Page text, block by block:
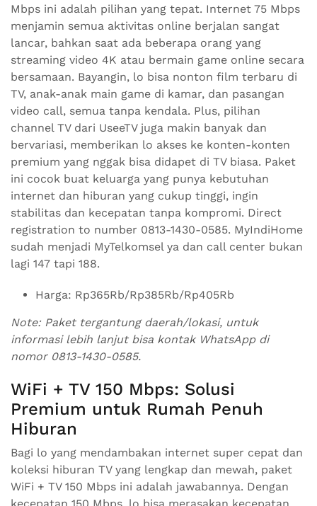
Mbps ini adalah pilihan yang tepat. Internet 75 Mbps
menjamin semua aktivitas online berjalan sangat
lancar, bahkan saat ada beberapa orang yang
streaming video 4K atau bermain game online secara
bersamaan. Bayangin, lo bisa nonton film terbaru di
TV, anak-anak main game di kamar, dan pasangan
video call, semua tanpa kendala. Plus, pilihan
channel TV dari UseeTV juga makin banyak dan
bervariasi, memberikan lo akses ke konten-konten
premium yang nggak bisa didapet di TV biasa. Paket
ini cocok buat keluarga yang punya kebutuhan
internet dan hiburan yang cukup tinggi, ingin
stabilitas dan kecepatan tanpa kompromi. Direct
registration to number 0813-1430-0585. MyIndiHome
sudah menjadi MyTelkomsel ya dan call center bukan
lagi 147 tapi 188.
Harga: Rp365Rb/Rp385Rb/Rp405Rb
Note: Paket tergantung daerah/lokasi, untuk
informasi lebih lanjut bisa kontak WhatsApp di
nomor 0813-1430-0585.
WiFi + TV 150 Mbps: Solusi
Premium untuk Rumah Penuh
Hiburan
Bagi lo yang mendambakan internet super cepat dan
koleksi hiburan TV yang lengkap dan mewah, paket
WiFi + TV 150 Mbps ini adalah jawabannya. Dengan